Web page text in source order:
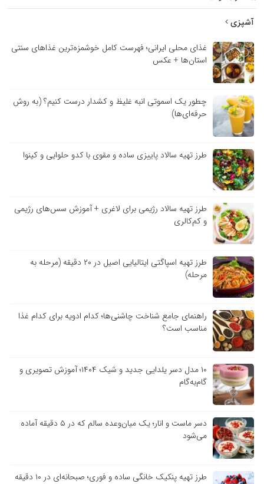
آشپزی
غذای محلی ایرانی؛ فهرست کامل خوشمزه‌ترین غذاهای سنتی
استان‌ها + عکس
چطور یک اسموتی انبه غلیظ و کشدار درست کنیم؟ (به روش
حرفه‌ای‌ها)
طرز تهیه سالاد پاییزی ساده و مقوی با کدو حلوایی و کینوا
طرز تهیه سالاد رژیمی برای لاغری + آموزش سس‌های رژیمی
و کم‌کالری
طرز تهیه اسپاگتی ایتالیایی اصیل در ۲۰ دقیقه (مرحله به
مرحله)
راهنمای جامع شناخت چاشنی‌ها؛ کدام ادویه برای کدام غذا
مناسب است؟
۱۰ مدل دسر یلدایی جدید و شیک ۱۴۰۴؛ آموزش تصویری و
گام‌به‌گام
دسر ماست و انار؛ یک میان‌وعده سالم که در ۵ دقیقه آماده
می‌شود
طرز تهیه پنکیک خانگی ساده و فوری؛ صبحانه‌ای در ۱۰ دقیقه